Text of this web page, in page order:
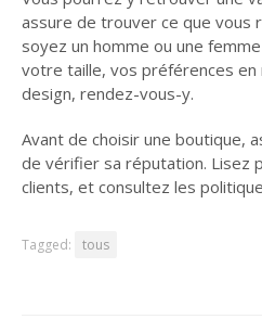
assure de trouver ce que vous
soyez un homme ou une
votre taille, vos préférences
design, rendez-vous-y.
Avant de choisir une boutique,
de vérifier sa réputation. Lisez
clients, et consultez les
Tagged: tous